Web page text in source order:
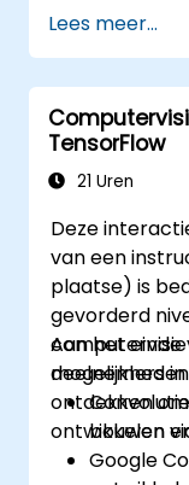
van
Chatbots
in diverse
De
Lees meer...
TensorFlow
21 Uren
Deze
van een
plaatse) is
gevorderd
ontdekken
ontwikkelen
Aan het einde
deelnemers
bouwen
Google